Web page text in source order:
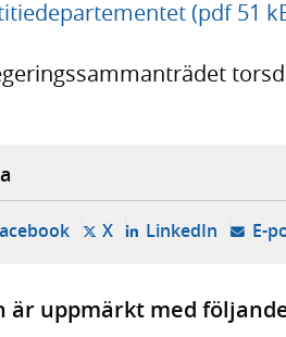
(pdf 51
- öppnas i ny flik, extern
X- öppnas i ny flik,
LinkedIn- E-
är uppmärkt med